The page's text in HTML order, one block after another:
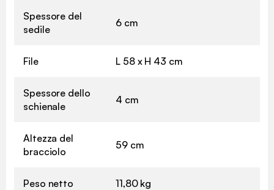
Spessore del
sedile
6 cm
File L 58 x H 43 cm
Spessore dello
schienale
4 cm
Altezza del
bracciolo
59 cm
Peso netto 11,80 kg